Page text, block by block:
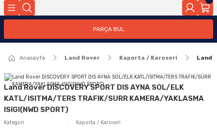
PARÇA BUL
Anasayfa Land Rover Kaporta / Karoseri Land
Land Rover DISCOVERY SPORT DIS AYNA SOL/ELK
KATL/ISITMA/TERS TRAFIK/SURR KAMERA/YAKLASMA
ISIGI(NWD SPORT)
Kategori
Kaporta / Karoseri